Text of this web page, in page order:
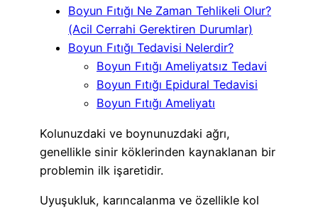
Boyun Fıtığı Ne Zaman Tehlikeli Olur?
(Acil Cerrahi Gerektiren Durumlar)
Boyun Fıtığı Tedavisi Nelerdir?
Boyun Fıtığı Ameliyatsız Tedavi
Boyun Fıtığı Epidural Tedavisi
Boyun Fıtığı Ameliyatı
Kolunuzdaki ve boynunuzdaki ağrı,
genellikle sinir köklerinden kaynaklanan bir
problemin ilk işaretidir.
Uyuşukluk, karıncalanma ve özellikle kol